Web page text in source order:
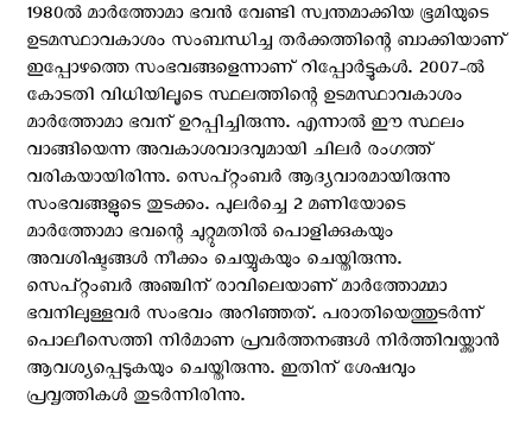
1980ല്‍ മാര്‍ത്തോമാ ഭവന്‍ വേണ്ടി സ്വന്തമാക്കിയ ഭൂമിയുടെ
ഉടമസ്ഥാവകാശം സംബന്ധിച്ച തര്‍ക്കത്തിന്റെ ബാക്കിയാണ്
ഇപ്പോഴത്തെ സംഭവങ്ങളെന്നാണ് റിപ്പോര്‍ട്ടുകള്‍. 2007-ല്‍
കോടതി വിധിയിലൂടെ സ്ഥലത്തിന്റെ ഉടമസ്ഥാവകാശം
മാര്‍ത്തോമാ ഭവന് ഉറപ്പിച്ചിരുന്നു. എന്നാല്‍ ഈ സ്ഥലം
വാങ്ങിയെന്ന അവകാശവാദവുമായി ചിലര്‍ രംഗത്ത്
വരികയായിരിന്നു. സെപ്റ്റംബര്‍ ആദ്യവാരമായിരുന്നു
സംഭവങ്ങളുടെ തുടക്കം. പുലര്‍ച്ചെ 2 മണിയോടെ
മാര്‍ത്തോമാ ഭവന്റെ ചുറ്റുമതില്‍ പൊളിക്കുകയും
അവശിഷ്ടങ്ങള്‍ നീക്കം ചെയ്യുകയും ചെയ്തിരുന്നു.
സെപ്റ്റംബര്‍ അഞ്ചിന് രാവിലെയാണ് മാര്‍ത്തോമ്മാ
ഭവനിലുള്ളവര്‍ സംഭവം അറിഞ്ഞത്. പരാതിയെത്തുടര്‍ന്ന്
പൊലീസെത്തി നിര്‍മാണ പ്രവര്‍ത്തനങ്ങള്‍ നിര്‍ത്തിവയ്ക്കാന്‍
ആവശ്യപ്പെടുകയും ചെയ്തിരുന്നു. ഇതിന് ശേഷവും
പ്രവൃത്തികള്‍ തുടര്‍ന്നിരിന്നു.